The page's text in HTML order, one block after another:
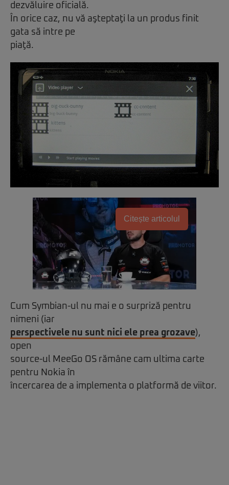
dezvăluire oficială.
În orice caz, nu vă aşteptaţi la un produs finit
gata să intre pe
piaţă.
Citește articolul
Cum Symbian-ul nu mai e o surpriză pentru
nimeni (iar
perspectivele nu sunt nici ele prea grozave),
open
source-ul MeeGo OS rămâne cam ultima carte
pentru Nokia în
încercarea de a implementa o platformă de viitor.